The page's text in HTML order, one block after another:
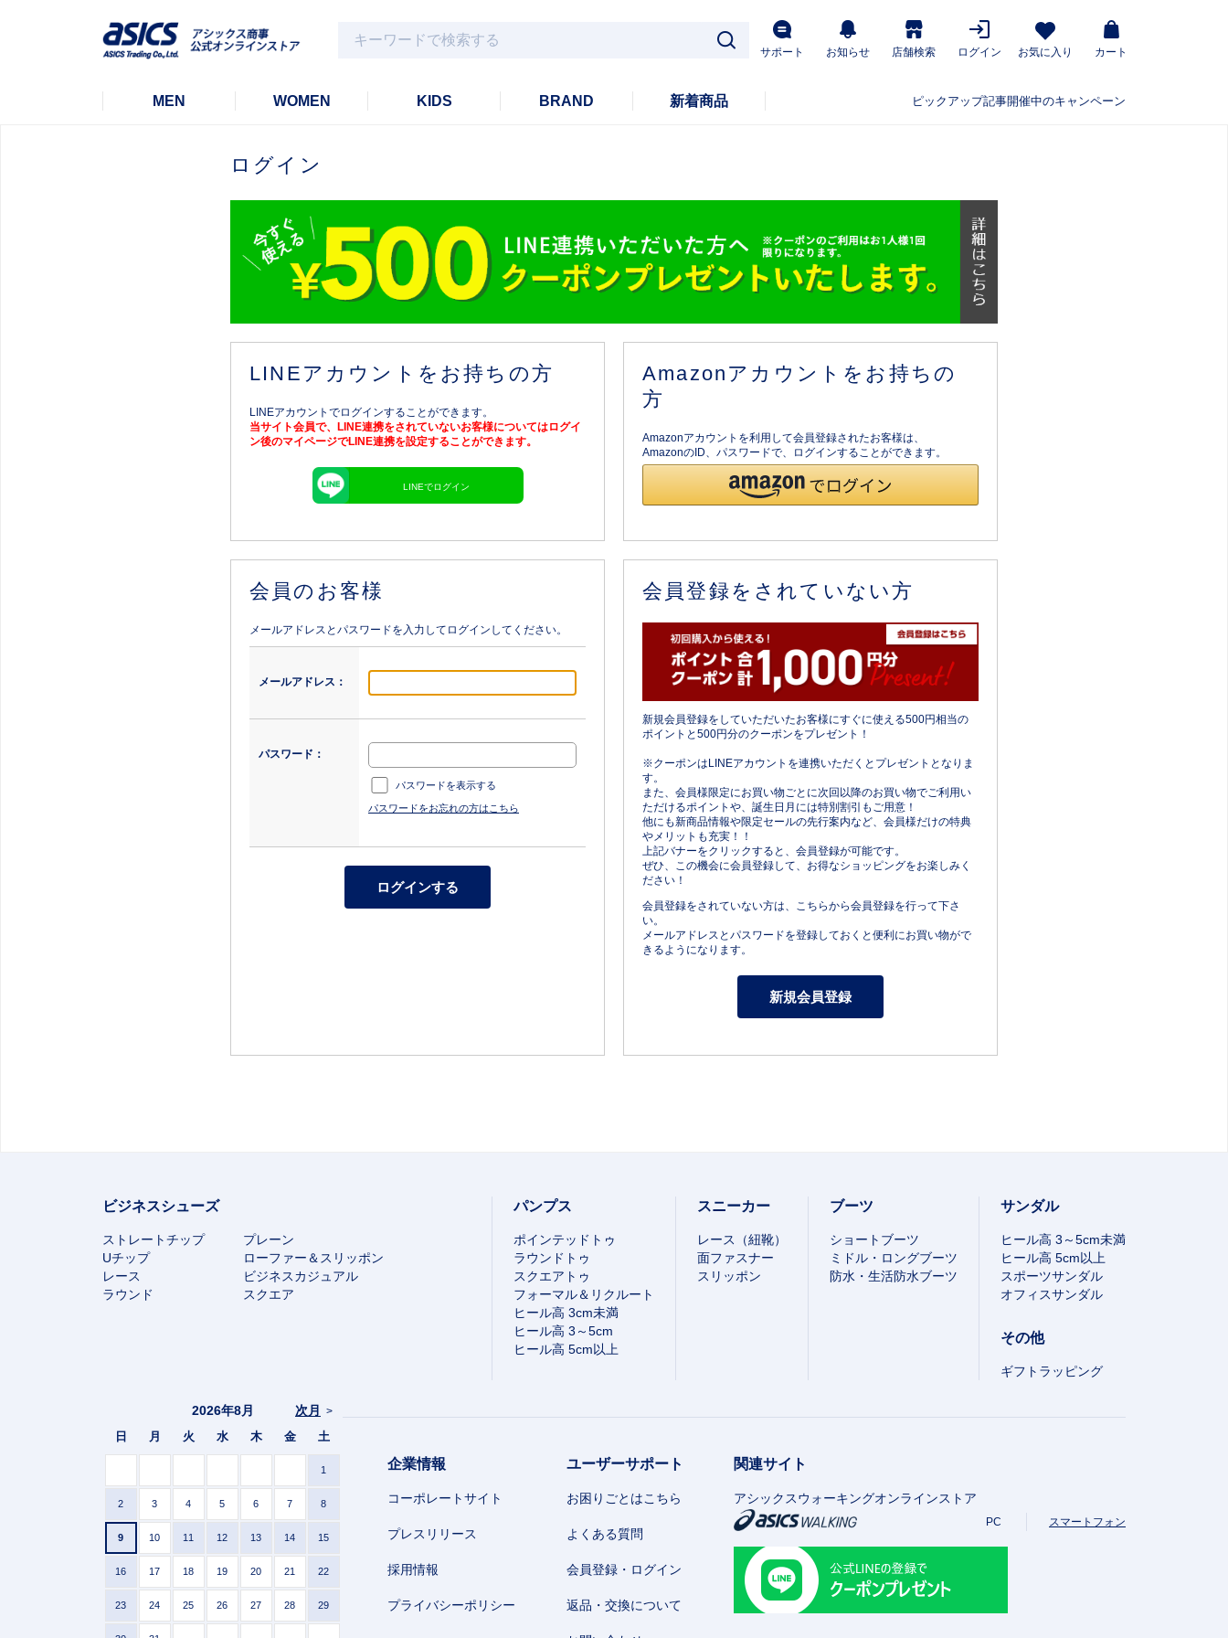
サポート お知らせ 店舗検索 ログイン お気に入り カート
MEN WOMEN KIDS BRAND 新着商品 ピックアップ記事開催中のキャンペーン
ログイン
LINEアカウントをお持ちの方
LINEアカウントでログインすることができます。
当サイト会員で、LINE連携をされていないお客様についてはログイ
ン後のマイページでLINE連携を設定することができます。
LINEでログイン
Amazonアカウントをお持ちの
方
Amazonアカウントを利用して会員登録されたお客様は、
AmazonのID、パスワードで、ログインすることができます。
会員のお客様
メールアドレスとパスワードを入力してログインしてください。
メールアドレス：
パスワード：
パスワードを表示する
パスワードをお忘れの方はこちら
会員登録をされていない方
新規会員登録をしていただいたお客様にすぐに使える500円相当の
ポイントと500円分のクーポンをプレゼント！
※クーポンはLINEアカウントを連携いただくとプレゼントとなりま
す。
また、会員様限定にお買い物ごとに次回以降のお買い物でご利用い
ただけるポイントや、誕生日月には特別割引もご用意！
他にも新商品情報や限定セールの先行案内など、会員様だけの特典
やメリットも充実！！
上記バナーをクリックすると、会員登録が可能です。
ぜひ、この機会に会員登録して、お得なショッピングをお楽しみく
ださい！
会員登録をされていない方は、こちらから会員登録を行って下さ
い。
メールアドレスとパスワードを登録しておくと便利にお買い物がで
きるようになります。
ビジネスシューズ
ストレートチップ
プレーン
Uチップ
ローファー＆スリッポン
レース
ビジネスカジュアル
ラウンド
スクエア
パンプス
ポインテッドトゥ
ラウンドトゥ
スクエアトゥ
フォーマル＆リクルート
ヒール高 3cm未満
ヒール高 3～5cm
ヒール高 5cm以上
スニーカー
レース（紐靴）
面ファスナー
スリッポン
ブーツ
ショートブーツ
ミドル・ロングブーツ
防水・生活防水ブーツ
サンダル
ヒール高 3～5cm未満
ヒール高 5cm以上
スポーツサンダル
オフィスサンダル
その他
ギフトラッピング
次月 >
2026年8月
日 月 火 水 木 金 土
1
2 3 4 5 6 7 8
9 10 11 12 13 14 15
16 17 18 19 20 21 22
23 24 25 26 27 28 29
企業情報
コーポレートサイト
プレスリリース
採用情報
プライバシーポリシー
ユーザーサポート
お困りごとはこちら
よくある質問
会員登録・ログイン
返品・交換について
関連サイト
アシックスウォーキングオンラインストア
PC スマートフォン